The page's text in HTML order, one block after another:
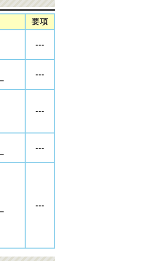
要項
---
---
---
---
---